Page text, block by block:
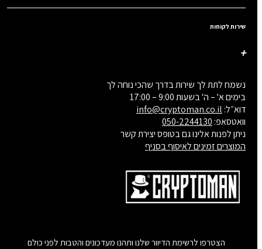
שירות לקוחות
נשמח לתת לך שירות בדרך שהכי נוחה לך
בימים א' – ה' בשעות 9:00 – 17:00
דוא״ל:info@cryptoman.co.il
וואטסאפ:050-2244130
ניתן לפנות אלינו גם בטופס יצירת קשר
המוצרים זמינים לאיסוף בסניף
הצטרפו לרשימת הדיוור שלנו ותהנו מעדכונים והטבות לפני כולם